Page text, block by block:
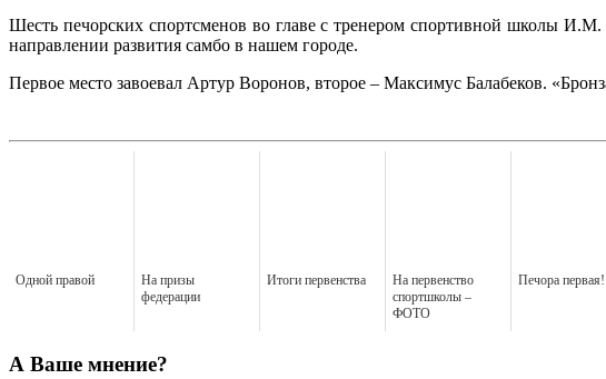
Шесть печорских спортсменов во главе с тренером спортивной школы
направлении развития самбо в нашем городе.
Первое место завоевал Артур Воронов, второе – Максимус Балабеков.
Одной правой
На призы
федерации
Итоги первенства
На первенство
спортшколы –
ФОТО
Печора первая!
А Ваше мнение?